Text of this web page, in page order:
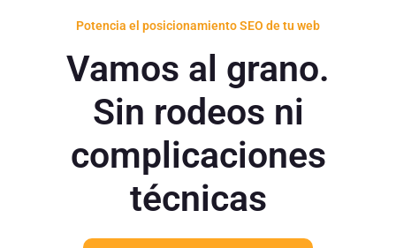
Potencia el posicionamiento SEO de tu web
Vamos al grano.
Sin rodeos ni
complicaciones
técnicas